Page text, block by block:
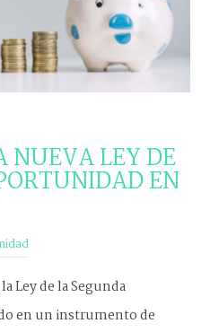
NUEVA LEY DE
EN
Ley de la Segunda
en un instrumento de